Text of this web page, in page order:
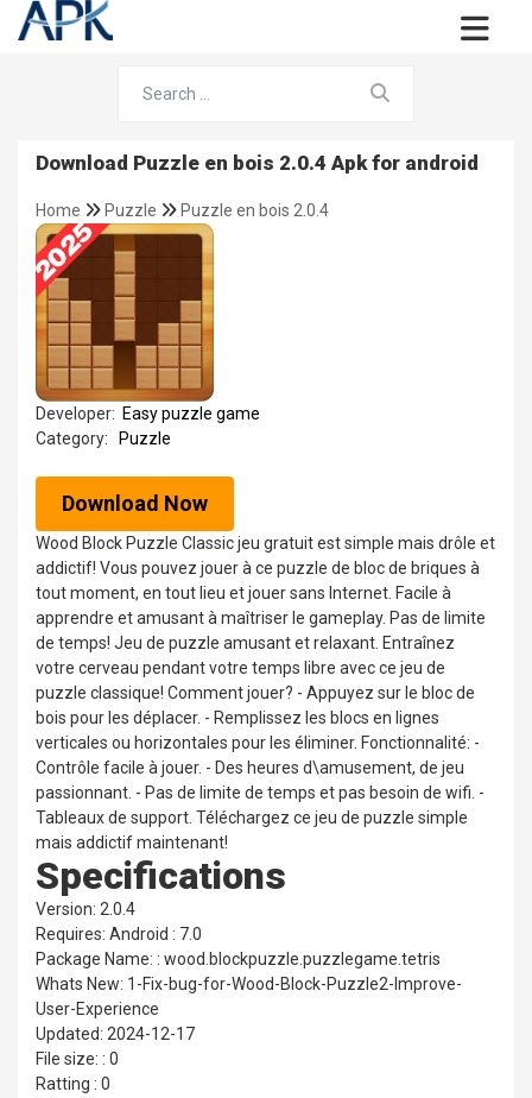
Download Puzzle en bois 2.0.4 Apk for android
Home Puzzle Puzzle en bois 2.0.4
Developer: Easy puzzle game
Category:
Puzzle
Download Now
Wood Block Puzzle Classic jeu gratuit est simple mais drôle et
addictif! Vous pouvez jouer à ce puzzle de bloc de briques à
tout moment, en tout lieu et jouer sans Internet. Facile à
apprendre et amusant à maîtriser le gameplay. Pas de limite
de temps! Jeu de puzzle amusant et relaxant. Entraînez
votre cerveau pendant votre temps libre avec ce jeu de
puzzle classique! Comment jouer? - Appuyez sur le bloc de
bois pour les déplacer. - Remplissez les blocs en lignes
verticales ou horizontales pour les éliminer. Fonctionnalité: -
Contrôle facile à jouer. - Des heures d\amusement, de jeu
passionnant. - Pas de limite de temps et pas besoin de wifi. -
Tableaux de support. Téléchargez ce jeu de puzzle simple
mais addictif maintenant!
Specifications
Version: 2.0.4
Requires: Android : 7.0
Package Name: : wood.blockpuzzle.puzzlegame.tetris
Whats New: 1-Fix-bug-for-Wood-Block-Puzzle2-Improve-
User-Experience
Updated: 2024-12-17
File size: : 0
Ratting : 0